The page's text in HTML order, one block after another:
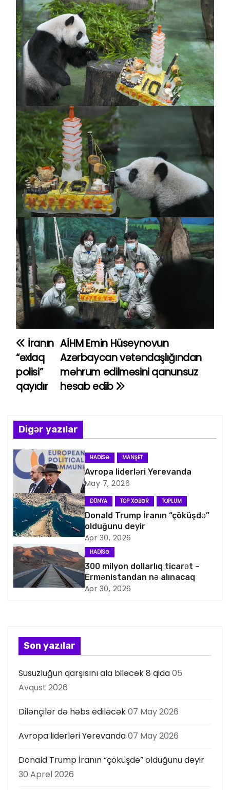
Y
a
z
n
a
v
i
q
a
s
i
s
ı
AİHM Emin Hüseynovun
Azərbaycan vətəndaşlığından
məhrum edilməsini qanunsuz
hesab edib
İranın
“əxlaq
polisi”
qayıdır
Digər yazılar
HADISƏ MANŞET
Avropa liderləri Yerevanda
May 7, 2026
DÜNYA TOP XƏBƏR TOPLUM
Donald Trump İranın “çöküşdə”
olduğunu deyir
Apr 30, 2026
HADISƏ
300 milyon dollarlıq ticarət –
Ermənistandan nə alınacaq
Apr 30, 2026
Son yazılar
Susuzluğun qarşısını ala biləcək 8 qida05
Avqust 2026
Dilənçilər də həbs ediləcək07 May 2026
Avropa liderləri Yerevanda07 May 2026
Donald Trump İranın “çöküşdə” olduğunu deyir
30 Aprel 2026